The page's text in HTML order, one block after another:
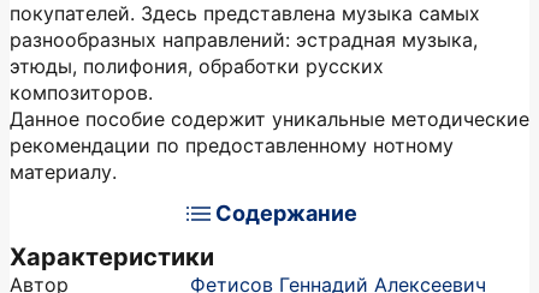
покупателей. Здесь представлена музыка самых
разнообразных направлений: эстрадная музыка,
этюды, полифония, обработки русских
композиторов.
Данное пособие содержит уникальные методические
рекомендации по предоставленному нотному
материалу.
Содержание
Характеристики
Автор
Фетисов Геннадий Алексеевич